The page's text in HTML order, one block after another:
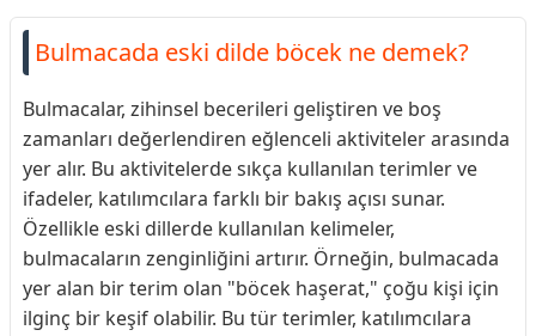
Bulmacada eski dilde böcek ne demek?
Bulmacalar, zihinsel becerileri geliştiren ve boş
zamanları değerlendiren eğlenceli aktiviteler arasında
yer alır. Bu aktivitelerde sıkça kullanılan terimler ve
ifadeler, katılımcılara farklı bir bakış açısı sunar.
Özellikle eski dillerde kullanılan kelimeler,
bulmacaların zenginliğini artırır. Örneğin, bulmacada
yer alan bir terim olan "böcek haşerat," çoğu kişi için
ilginç bir keşif olabilir. Bu tür terimler, katılımcılara